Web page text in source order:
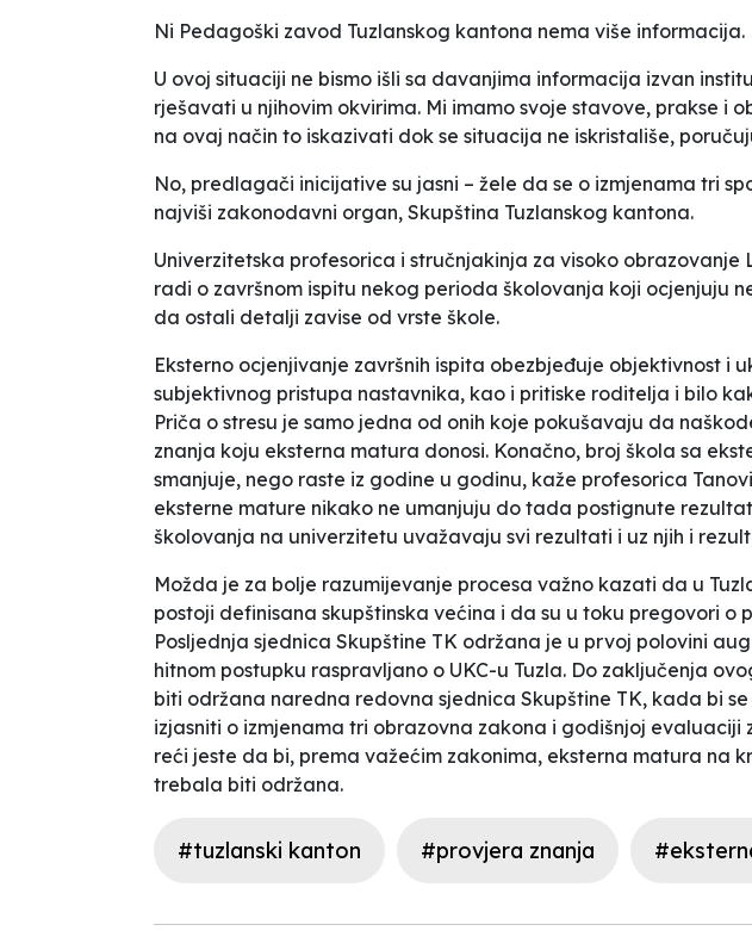
Ni Pedagoški zavod Tuzlanskog kantona nema više informacija.
U ovoj situaciji ne bismo išli sa davanjima informacija izvan
rješavati u njihovim okvirima. Mi imamo svoje stavove, prakse i
na ovaj način to iskazivati dok se situacija ne iskristališe,
No, predlagači inicijative su jasni – žele da se o izmjenama tri
najviši zakonodavni organ, Skupština Tuzlanskog kantona.
Univerzitetska profesorica i stručnjakinja za visoko obrazovanje
radi o završnom ispitu nekog perioda školovanja koji ocjenjuju
da ostali detalji zavise od vrste škole.
Eksterno ocjenjivanje završnih ispita obezbjeđuje objektivnost i
subjektivnog pristupa nastavnika, kao i pritiske roditelja i bilo
Priča o stresu je samo jedna od onih koje pokušavaju da
znanja koju eksterna matura donosi. Konačno, broj škola sa
smanjuje, nego raste iz godine u godinu, kaže profesorica
eksterne mature nikako ne umanjuju do tada postignute
školovanja na univerzitetu uvažavaju svi rezultati i uz njih i
Možda je za bolje razumijevanje procesa važno kazati da u
postoji definisana skupštinska većina i da su u toku pregovori o
Posljednja sjednica Skupštine TK održana je u prvoj polovini
hitnom postupku raspravljano o UKC-u Tuzla. Do zaključenja
biti održana naredna redovna sjednica Skupštine TK, kada bi
izjasniti o izmjenama tri obrazovna zakona i godišnjoj evaluaciji
reći jeste da bi, prema važećim zakonima, eksterna matura na
trebala biti održana.
#tuzlanski kanton #provjera znanja